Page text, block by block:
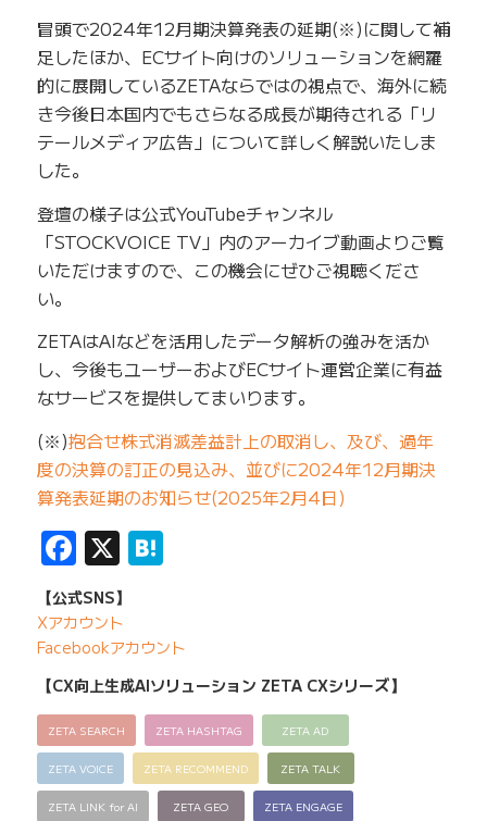
冒頭で2024年12月期決算発表の延期(※)に関して補
足したほか、ECサイト向けのソリューションを網羅
的に展開しているZETAならではの視点で、海外に続
き今後日本国内でもさらなる成長が期待される「リ
テールメディア広告」について詳しく解説いたしま
した。
登壇の様子は公式YouTubeチャンネル
「STOCKVOICE TV」内のアーカイブ動画よりご覧
いただけますので、この機会にぜひご視聴くださ
い。
ZETAはAIなどを活用したデータ解析の強みを活か
し、今後もユーザーおよびECサイト運営企業に有益
なサービスを提供してまいります。
(※)抱合せ株式消滅差益計上の取消し、及び、過年
度の決算の訂正の見込み、並びに2024年12月期決
算発表延期のお知らせ(2025年2月4日)
Facebook
X Hatena
【公式SNS】
Xアカウント
Facebookアカウント
【CX向上生成AIソリューション ZETA CXシリーズ】
ZETA SEARCH ZETA HASHTAG ZETA AD
ZETA VOICE ZETA RECOMMEND ZETA TALK
ZETA LINK for AI ZETA GEO ZETA ENGAGE